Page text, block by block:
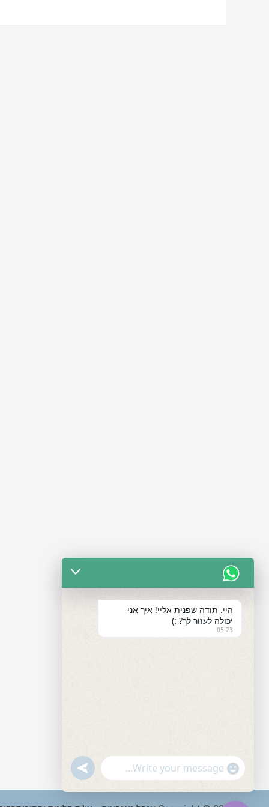
היי. תודה שפנית אליי! איך אני
יכולה לעזור לך? :)
05:23
"+chaty_settings.lang.emoji_picker+"
WhatsApp
undefined